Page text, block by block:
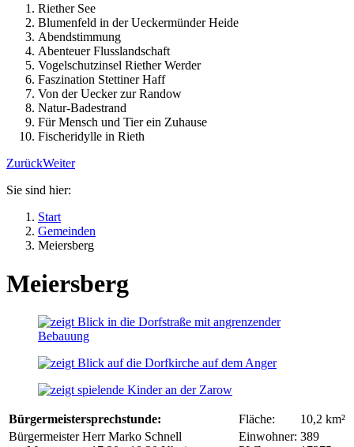
Riether See
Blumenfeld in der Ueckermünder Heide
Abendstimmung
Abenteuer Flusslandschaft
Vogelschutzinsel Riether Werder
Faszination Stettiner Haff
Von der Uecker zur Randow
Natur-Badestrand
Für Mensch und Tier ein Zuhause
Fischeridylle in Rieth
ZurückWeiter
Sie sind hier:
Start
Gemeinden
Meiersberg
Meiersberg
Bürgermeistersprechstunde: Fläche:
10,2 km²
Bürgermeister Herr Marko Schnell
Einwohner: 389